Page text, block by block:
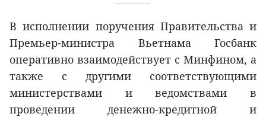
В исполнении поручения Правительства и
Премьер-министра Вьетнама Госбанк
оперативно взаимодействует с Минфином, а
также с другими соответствующими
министерствами и ведомствами в
проведении денежно-кредитной и